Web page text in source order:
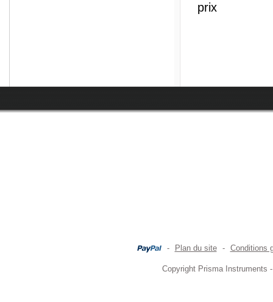
prix
- Plan du site - Conditions
Copyright Prisma Instruments